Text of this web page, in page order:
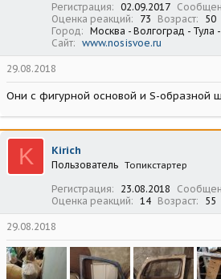
Регистрация 02.09.2017
Оценка реакций
73 Возраст
50
Город
Москва - Волгоград - Тула
Сайт
www.nosisvoe.ru
29.08.2018
Они с фигурной основой и S-образной
K Kirich
Пользователь Топикстартер
Регистрация 23.08.2018
Оценка реакций
14 Возраст 55
29.08.2018